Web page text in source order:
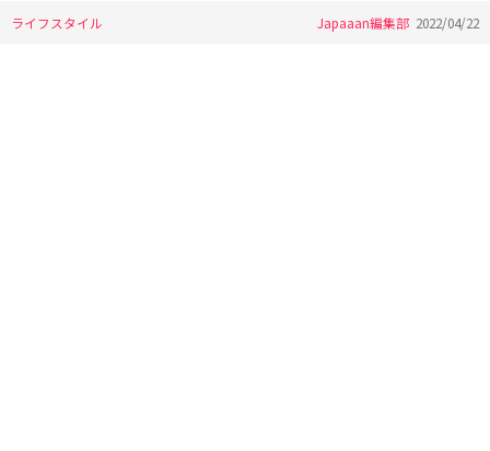
ライフスタイル Japaaan編集部 2022/04/22